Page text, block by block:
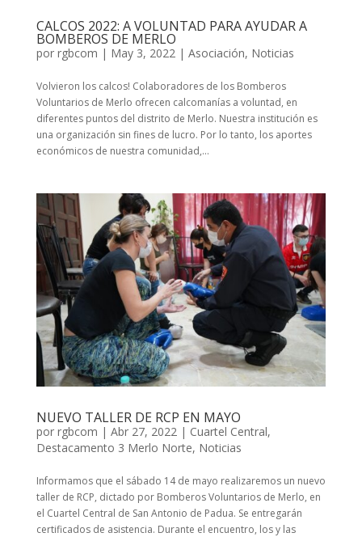
CALCOS 2022: A VOLUNTAD PARA AYUDAR A
BOMBEROS DE MERLO
por rgbcom | May 3, 2022 | Asociación, Noticias
Volvieron los calcos! Colaboradores de los Bomberos
Voluntarios de Merlo ofrecen calcomanías a voluntad, en
diferentes puntos del distrito de Merlo. Nuestra institución es
una organización sin fines de lucro. Por lo tanto, los aportes
económicos de nuestra comunidad,...
NUEVO TALLER DE RCP EN MAYO
por rgbcom | Abr 27, 2022 | Cuartel Central,
Destacamento 3 Merlo Norte, Noticias
Informamos que el sábado 14 de mayo realizaremos un nuevo
taller de RCP, dictado por Bomberos Voluntarios de Merlo, en
el Cuartel Central de San Antonio de Padua. Se entregarán
certificados de asistencia. Durante el encuentro, los y las